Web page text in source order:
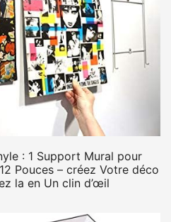
: 1 Support Mural pour
Pouces – créez Votre déco
la en Un clin d’œil